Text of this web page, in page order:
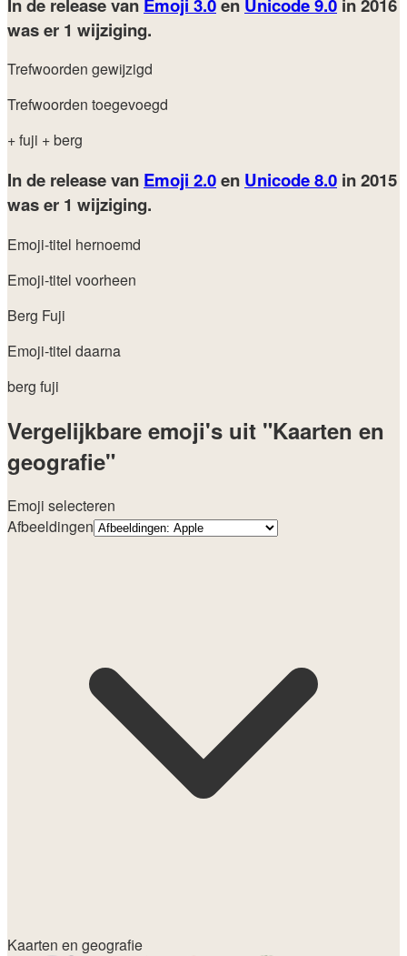
was er 1 wijziging.
Trefwoorden gewijzigd
Trefwoorden toegevoegd
+ fuji + berg
In de release van Emoji 2.0en Unicode 8.0 in 2015
was er 1 wijziging.
Emoji-titel hernoemd
Emoji-titel voorheen
Berg Fuji
Emoji-titel daarna
berg fuji
Vergelijkbare emoji's uit "Kaarten en
geografie"
Emoji selecteren
Afbeeldingen
Kaarten en geografie